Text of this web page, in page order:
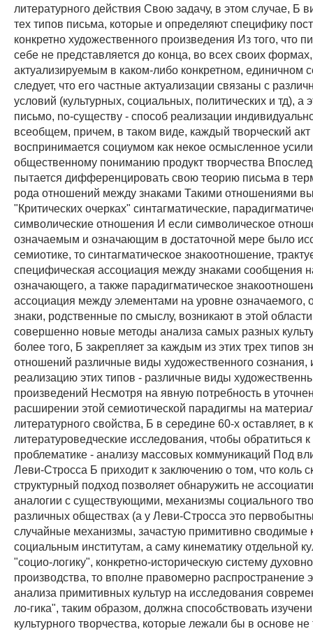
литературного действия Свою задачу, в этом случае, Б
тех типов письма, которые и определяют специфику
конкретно художественного произведения Из того, что
себе не представляется до конца, во всех своих формах,
актуализируемым в каком-либо конкретном, единичном
следует, что его частные актуализации связаны с
условий (культурных, социальных, политических и тд), а
письмо, no-существу - способ реализации
всеобщем, причем, в таком виде, каждый творческий
воспринимается социумом как некое осмысленное
общественному пониманию продукт творчества
пытается дифференцировать свою теорию письма в
рода отношений между знаками Такими отношениями
"Критических очерках" синтагматические,
символические отношения И если символическое
означаемым и означающим в достаточной мере было
семиотике, то синтагматическое знакоотношение,
специфическая ассоциация между знаками сообщения
означающего, а также парадигматическое
ассоциация между элементами на уровне
знаки, родственные по смыслу, возникают в этой
совершенно новые методы анализа самых разных
более того, Б закрепляет за каждым из этих трех типов
отношений различные виды художественного сознания,
реализацию этих типов - различные виды
произведений Несмотря на явную потребность в
расширении этой семиотической парадигмы на
литературного свойства, Б в середине 60-х оставляет, в
литературоведческие исследования, чтобы обратиться
проблематике - анализу массовых коммуникаций Под
Леви-Стросса Б приходит к заключению о том, что коль
структурный подход позволяет обнаружить не
аналогии с существующими, механизмы социального
различных обществах (а у Леви-Стросса это
случайные механизмы, зачастую примитивно сводимые
социальным институтам, а саму кинематику отдельной
"социо-логику", конкретно-историческую систему
производства, то вполне правомерно распространение
анализа примитивных культур на исследования
ло-гика", таким образом, должна способствовать
культурного творчества, которые лежали бы в основе не